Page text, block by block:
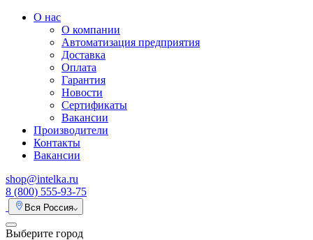
О нас
О компании
Автоматизация предприятия
Доставка
Оплата
Гарантия
Новости
Сертификаты
Вакансии
Производители
Контакты
Вакансии
shop@intelka.ru
8 (800) 555-93-75
Вся Россия
Выберите город